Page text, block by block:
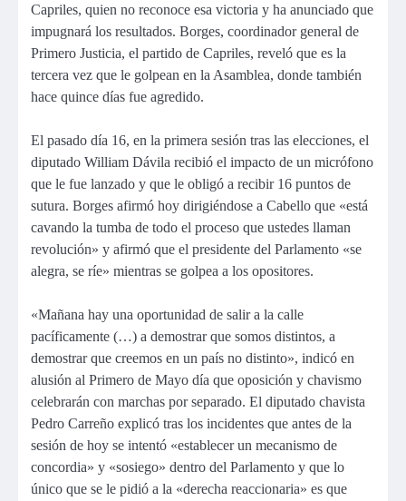
Capriles, quien no reconoce esa victoria y ha anunciado que
impugnará los resultados. Borges, coordinador general de
Primero Justicia, el partido de Capriles, reveló que es la
tercera vez que le golpean en la Asamblea, donde también
hace quince días fue agredido.
El pasado día 16, en la primera sesión tras las elecciones, el
diputado William Dávila recibió el impacto de un micrófono
que le fue lanzado y que le obligó a recibir 16 puntos de
sutura. Borges afirmó hoy dirigiéndose a Cabello que «está
cavando la tumba de todo el proceso que ustedes llaman
revolución» y afirmó que el presidente del Parlamento «se
alegra, se ríe» mientras se golpea a los opositores.
«Mañana hay una oportunidad de salir a la calle
pacíficamente (…) a demostrar que somos distintos, a
demostrar que creemos en un país no distinto», indicó en
alusión al Primero de Mayo día que oposición y chavismo
celebrarán con marchas por separado. El diputado chavista
Pedro Carreño explicó tras los incidentes que antes de la
sesión de hoy se intentó «establecer un mecanismo de
concordia» y «sosiego» dentro del Parlamento y que lo
único que se le pidió a la «derecha reaccionaria» es que